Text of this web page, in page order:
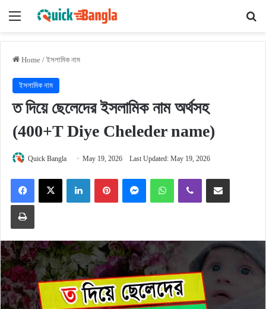
Menu
Home / ইসলামিক নাম
ইসলামিক নাম
ত দিয়ে ছেলেদের ইসলামিক নাম অর্থসহ
(400+T Diye Cheleder name)
Quick Bangla May 19, 2026 Last Updated: May 19, 2026
FacebookX LinkedInPinterestMessengerWhatsAppViber Share via Email
Print